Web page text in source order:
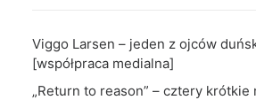
Viggo Larsen – jeden z ojców
[współpraca medialna]
„Return to reason” – cztery krótkie